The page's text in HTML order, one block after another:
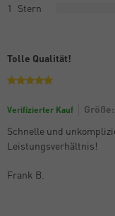
1
Tolle Qualität!
Verifizierter Kauf
Schnelle und
Leistungsverhältnis!
Frank B.